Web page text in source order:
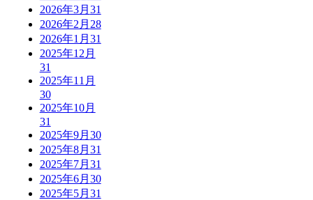
2026年3月 31
2026年2月 28
2026年1月 31
2025年12月
31
2025年11月
30
2025年10月
31
2025年9月 30
2025年8月 31
2025年7月 31
2025年6月 30
2025年5月 31